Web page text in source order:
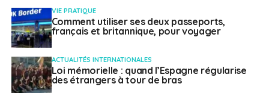
VIE PRATIQUE
Comment utiliser ses deux passeports,
français et britannique, pour voyager
ACTUALITÉS INTERNATIONALES
Loi mémorielle : quand l’Espagne régularise
des étrangers à tour de bras